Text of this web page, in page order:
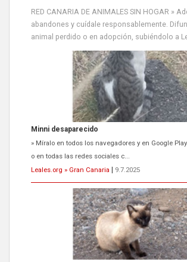
RED CANARIA DE ANIMALES SIN HOGAR »
abandones y cuídale responsablemente.
animal perdido o en adopción, subiéndolo a
Siami Perdida
Se llama Siami,es hembra de 4 años,esterilizada
oreja,cariñosa,mimosa pero miedosa,e...
Leales.org » Gran Canaria
9.7.2025